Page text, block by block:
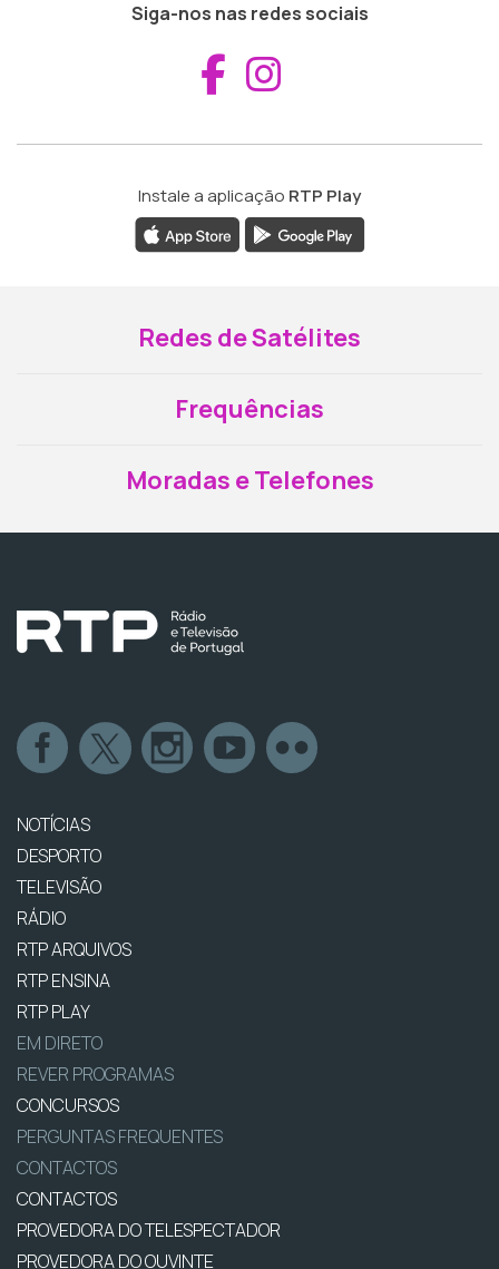
Siga-nos nas redes sociais
Aceder ao
Instale a aplicação RTP Play
Redes de Satélites
Frequências
Moradas e Telefones
NOTÍCIAS
DESPORTO
TELEVISÃO
RÁDIO
RTP ARQUIVOS
RTP ENSINA
RTP PLAY
EM DIRETO
REVER PROGRAMAS
CONCURSOS
PERGUNTAS FREQUENTES
CONTACTOS
CONTACTOS
PROVEDORA DO TELESPECTADOR
PROVEDORA DO OUVINTE